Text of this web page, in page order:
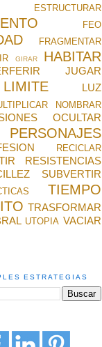
ESTRUCTURAR
FEO
FRAGMENTAR
GIRAR HABITAR
JUGAR
LIMITE LUZ
NOMBRAR
OCULTAR
PERSONAJES
RECICLAR
RESISTENCIAS
SUBVERTIR
TIEMPO
TRASFORMAR
UTOPIA VACIAR
ESTRATEGIAS